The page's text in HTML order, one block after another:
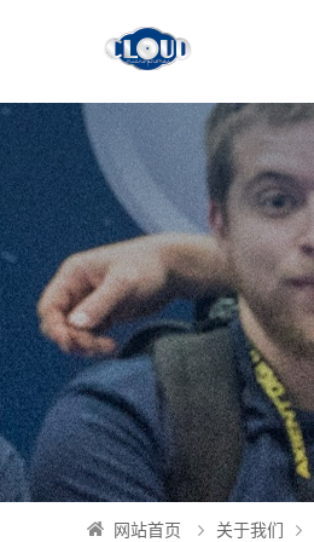
网站首页 关于我们